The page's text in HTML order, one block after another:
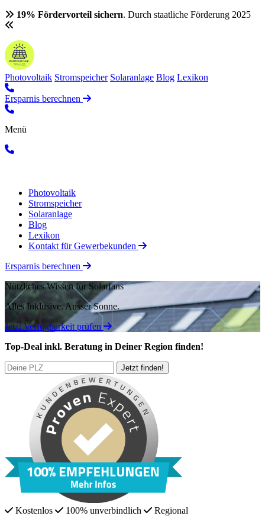
19% Fördervorteil sichern. Durch staatliche Förderung 2025
Photovoltaik Stromspeicher Solaranlage Blog Lexikon
Ersparnis berechnen
Menü
Photovoltaik
Stromspeicher
Solaranlage
Blog
Lexikon
Kontakt für Gewerbekunden
Ersparnis berechnen
Nützliches Wissen für Solarfans
Alles Inklusive.Ausser Sonne.
Jetzt Verfügbarkeit prüfen
Top-Deal inkl. Beratung in Deiner Region finden!
Kostenlos 100% unverbindlich
Regional